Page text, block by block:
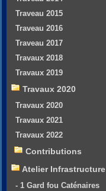
Traveau 2015
Traveau 2016
Traveau 2017
Travaux 2018
Travaux 2019
Travaux 2020
Travaux 2020
Travaux 2021
Travaux 2022
Contributions
Atelier Infrastructure
- 1 Gard fou Caténaires